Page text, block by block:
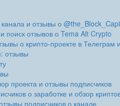
и отзывы о
поиск отзывов о Tema Alt Crypto
о крипто-проекте в Телеграм
отзывы
проекта и отзывы подписчиков
о заработке и обзор
подписчиков о канале